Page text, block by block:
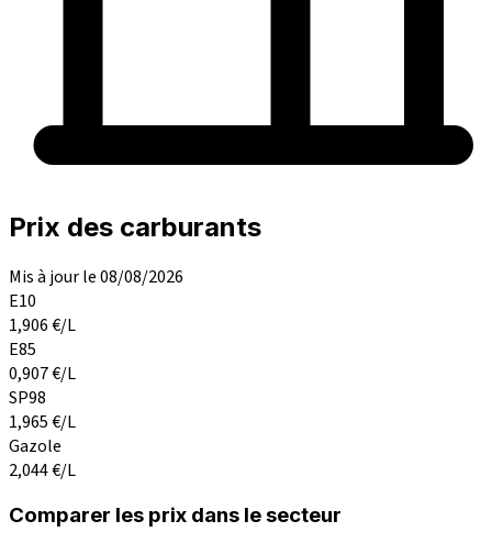
Prix des carburants
Mis à jour le 08/08/2026
E10
1,906€/L
E85
0,907€/L
SP98
1,965€/L
Gazole
2,044€/L
Comparer les prix dans le secteur